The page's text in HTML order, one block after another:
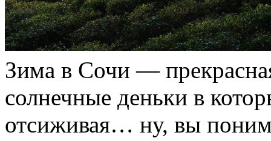
Зима в Сочи —
солнечные деньки в
отсиживая… ну, вы